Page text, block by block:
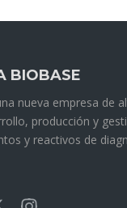
BIOBASE
nueva empresa de
producción y
y reactivos de